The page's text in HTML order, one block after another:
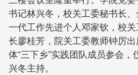
书记林兴冬，校关工委秘书长
一代工作先进个人邓家钦，校
长廖桂芳，院关工委教师钟厉
体“三下乡”实践团队成员参会
兴冬主持。